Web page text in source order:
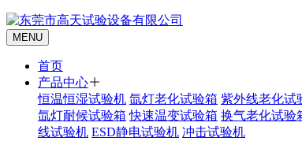
MENU
首页
产品中心
恒温恒湿试验机 氙灯老化试验箱 紫外线老化试
氙灯耐候试验箱 快速温变试验箱 换气老化试验
线试验机 ESD静电试验机 冲击试验机